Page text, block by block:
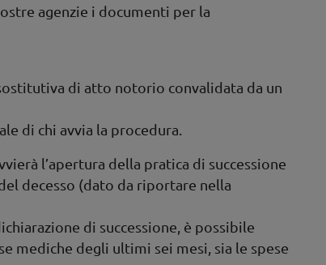
agenzie i documenti per la
di atto notorio convalidata da un
di chi avvia la procedura.
l’apertura della pratica di successione
decesso (dato da riportare nella
di successione, è possibile
mediche degli ultimi sei mesi, sia le spese